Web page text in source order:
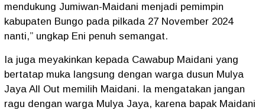
mendukung Jumiwan-Maidani menjadi pemimpin
kabupaten Bungo pada pilkada 27 November 2024
nanti,” ungkap Eni penuh semangat.
Ia juga meyakinkan kepada Cawabup Maidani yang
bertatap muka langsung dengan warga dusun Mulya
Jaya All Out memilih Maidani. Ia mengatakan jangan
ragu dengan warga Mulya Jaya, karena bapak Maidani